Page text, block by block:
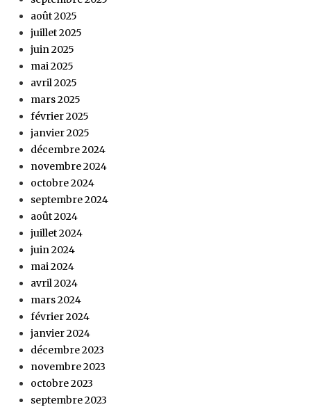
août 2025
juillet 2025
juin 2025
mai 2025
avril 2025
mars 2025
février 2025
janvier 2025
décembre 2024
novembre 2024
octobre 2024
septembre 2024
août 2024
juillet 2024
juin 2024
mai 2024
avril 2024
mars 2024
février 2024
janvier 2024
décembre 2023
novembre 2023
octobre 2023
septembre 2023